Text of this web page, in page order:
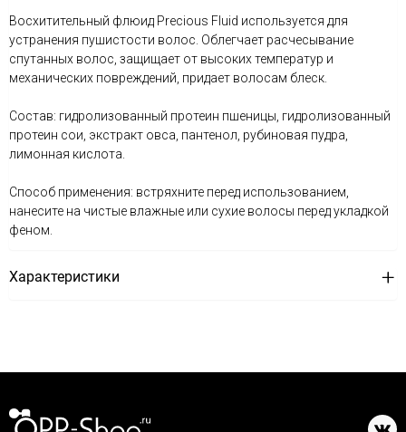
Восхитительный флюид Precious Fluid используется для
устранения пушистости волос. Облегчает расчесывание
спутанных волос, защищает от высоких температур и
механических повреждений, придает волосам блеск.
Состав: гидролизованный протеин пшеницы, гидролизованный
протеин сои, экстракт овса, пантенол, рубиновая пудра,
лимонная кислота.
Способ применения: встряхните перед использованием,
нанесите на чистые влажные или сухие волосы перед укладкой
феном.
Характеристики